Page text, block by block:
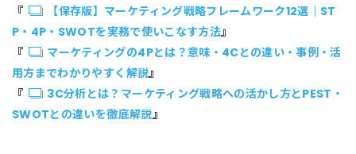
『
【保存版】マーケティング戦略フレームワーク12選｜ST
P・4P・SWOTを実務で使いこなす方法』
『
マーケティングの4Pとは？意味・4Cとの違い・事例・活
用方までわかりやすく解説』
『
3C分析とは？マーケティング戦略への活かし方とPEST・
SWOTとの違いを徹底解説』